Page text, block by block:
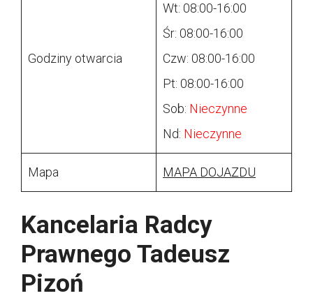
Godziny otwarcia
Wt: 08:00-16:00
Śr: 08:00-16:00
Czw: 08:00-16:00
Pt: 08:00-16:00
Sob: Nieczynne
Nd: Nieczynne
Mapa MAPA DOJAZDU
Kancelaria Radcy
Prawnego Tadeusz
Pizoń